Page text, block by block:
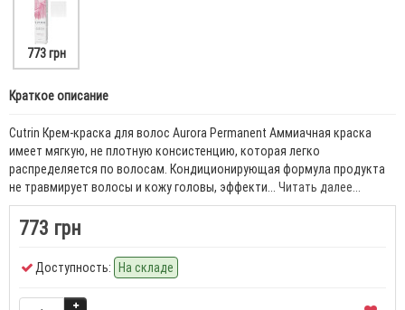
773 грн
Краткое описание
Cutrin Крем-краска для волос Aurora Permanent Аммиачная краска
имеет мягкую, не плотную консистенцию, которая легко
распределяется по волосам. Кондиционирующая формула продукта
не травмирует волосы и кожу головы, эффекти... Читать далее...
773 грн
Доступность: На складе